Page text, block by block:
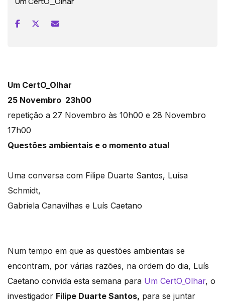
Um CertO_Olhar
25 Novembro 23h00
repetição a 27 Novembro às 10h00 e 28 Novembro
17h00
Questões ambientais e o momento atual
Uma conversa com Filipe Duarte Santos, Luísa
Schmidt,
Gabriela Canavilhas e Luís Caetano
Num tempo em que as questões ambientais se
encontram, por várias razões, na ordem do dia, Luís
Caetano convida esta semana para Um CertO_Olhar, o
investigador Filipe Duarte Santos, para se juntar